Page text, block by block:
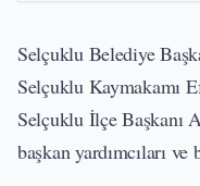
Selçuklu Belediye
Selçuklu Kaymakamı
Selçuklu İlçe Başkanı
başkan yardımcıları